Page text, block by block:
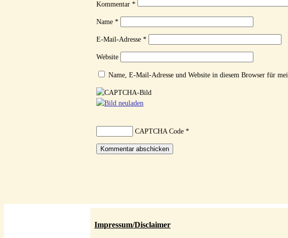
Kommentar *
Name *
E-Mail-Adresse *
Website
Name, E-Mail-Adresse und Website in diesem Browser für
CAPTCHA Code *
Impressum/Disclaimer